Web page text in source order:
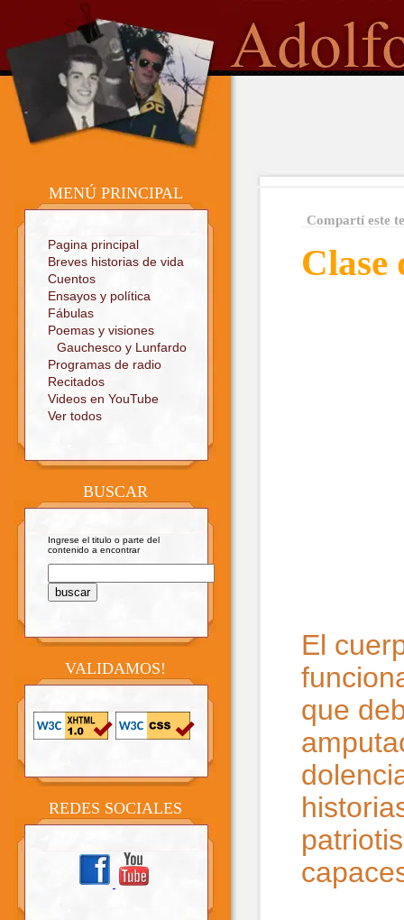
Sitio oficial
MENÚ PRINCIPAL
Pagina principal
Breves historias de vida
Cuentos
Ensayos y política
Fábulas
Poemas y visiones
Gauchesco y Lunfardo
Programas de radio
Recitados
Videos en YouTube
Ver todos
BUSCAR
Ingrese el titulo o parte del
contenido a encontrar
VALIDAMOS!
REDES SOCIALES
Compartí este
Clase
El
que